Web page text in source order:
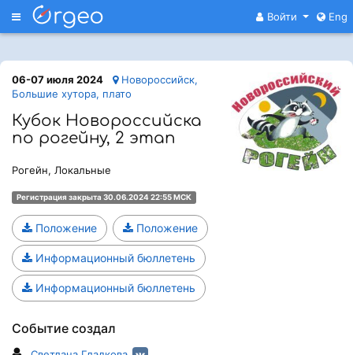
Меню Войти Eng
06-07 июля 2024
Новороссийск,
Большие хутора, плато
Кубок Новороссийска
по рогейну, 2 этап
Рогейн, Локальные
Регистрация закрыта 30.06.2024 22:55 МСК
Положение Положение
Информационный бюллетень
Информационный бюллетень
Событие создал